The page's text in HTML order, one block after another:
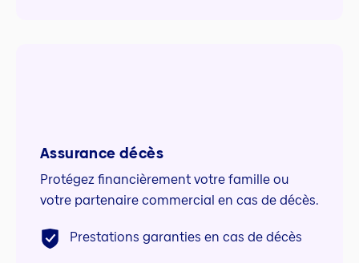
Assurance décès
Protégez financièrement votre famille ou
votre partenaire commercial en cas de décès.
Prestations garanties en cas de décès